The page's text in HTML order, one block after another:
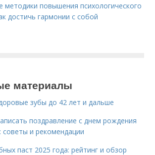
методики повышения психологического
достичь гармонии с собой
материалы
зубы до 42 лет и дальше
поздравление с днем рождения
и рекомендации
паст 2025 года: рейтинг и обзор